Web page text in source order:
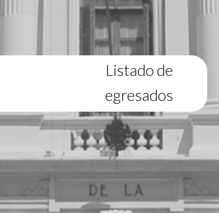
Listado de
egresados